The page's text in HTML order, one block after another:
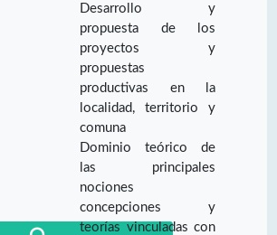
Desarrollo y
propuesta de los
proyectos y
propuestas
productivas en la
localidad, territorio y
comuna
Dominio teórico de
las principales
nociones
concepciones y
teorías vinculadas con